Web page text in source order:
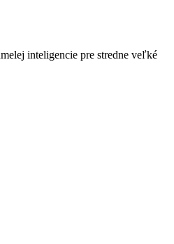
inteligencie pre stredne veľké